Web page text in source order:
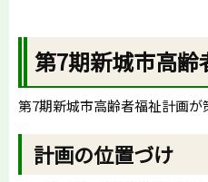
第7期新城市高齢
第7期新城市高齢者福祉計画が
計画の位置づけ